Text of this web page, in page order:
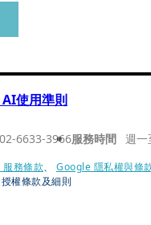
AI使用準則
02-6633-3966服務時間 週一
務條款、
Google 隱私權與條
權條款及細則